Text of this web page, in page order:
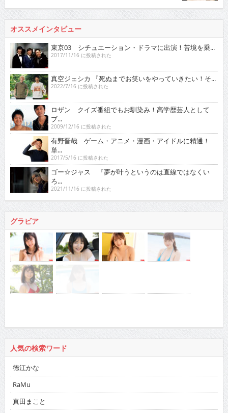
真空ジェシカ 『死ぬまでお笑いをやっていきたい！そ...
2022/7/16 に投稿された
ロザン クイズ番組でもお馴染み！高学歴芸人として
ブ...
有野晋哉 ゲーム・アニメ・漫画・アイドルに精通！
単...
ゴー☆ジャス 『夢が叶うというのは直線ではなくい
ろ...
2021/11/16 に投稿された
グラビア
人気の検索ワード
真田まこと
ドカント 2016年
バックナンバー